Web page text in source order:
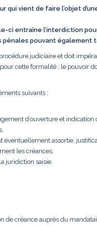
qui vient de faire l’objet
ci entraîne l’interdiction
pénales pouvant
judiciaire et doit
cette formalité ; le pouvoir
suivants :
d’ouverture et indication
assortie,
les créances,
juridiction saisie,
de créance auprès du